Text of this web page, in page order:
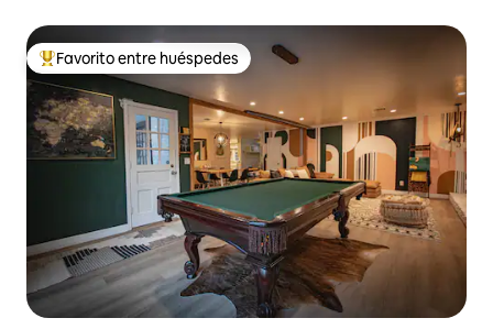
Favorito entre huéspedes preferido
Favorito entre huéspedes